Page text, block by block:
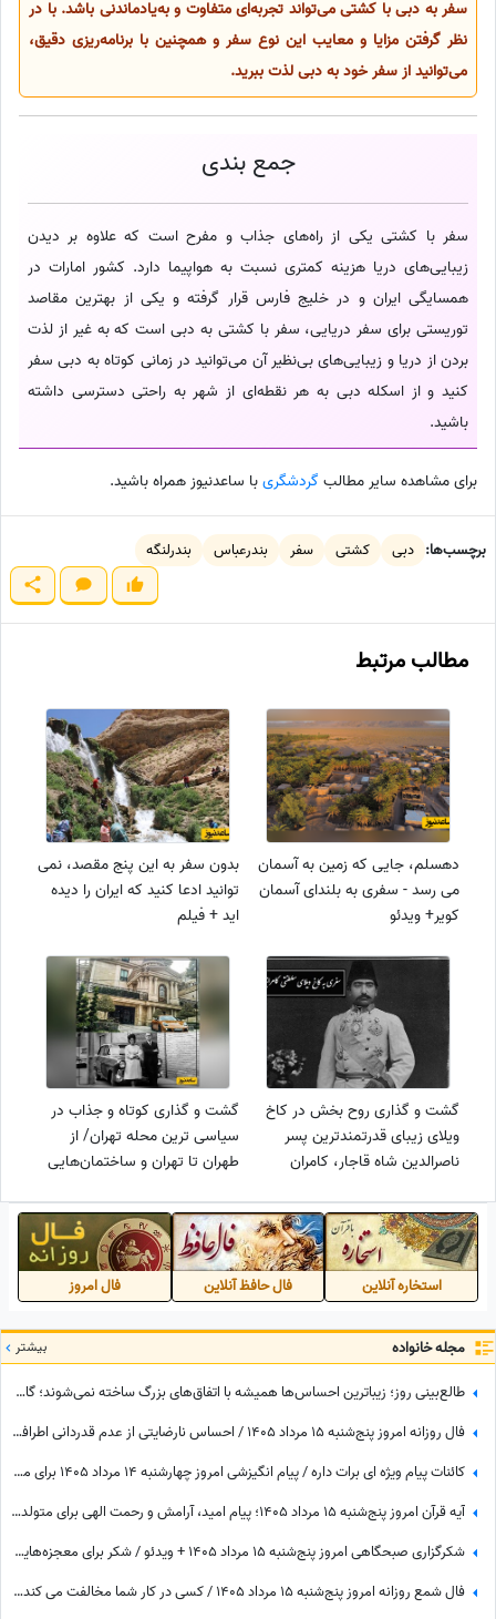
سفر به دبی با کشتی می‌تواند تجربه‌ای متفاوت و به‌یادماندنی باشد. با در
نظر گرفتن مزایا و معایب این نوع سفر و همچنین با برنامه‌ریزی دقیق،
می‌توانید از سفر خود به دبی لذت ببرید.
جمع بندی
سفر با کشتی یکی از راه‌های جذاب و مفرح است که علاوه‌ بر دیدن
زیبایی‌های دریا هزینه کمتری نسبت به هواپیما دارد. کشور امارات در
همسایگی ایران و در خلیج فارس قرار گرفته و یکی از بهترین مقاصد
توریستی برای سفر دریایی، سفر با کشتی به دبی است که به‌ غیر از لذت
بردن از دریا و زیبایی‌های بی‌نظیر آن می‌توانید در زمانی کوتاه به دبی سفر
کنید و از اسکله دبی به هر نقطه‌ای از شهر به راحتی دسترسی داشته
باشید.
برای مشاهده سایر مطالب گردشگریبا ساعدنیوز همراه باشید.
برچسب‌ها: دبی کشتی سفر بندرعباس بندرلنگه
مطالب مرتبط
دهسلم، جایی که زمین به آسمان
می رسد - سفری به بلندای آسمان
کویر+ ویدئو
بدون سفر به این پنج مقصد، نمی
توانید ادعا کنید که ایران را دیده
اید + فیلم
گشت و گذاری روح بخش در کاخ
ویلای زیبای قدرتمندترین پسر
ناصرالدین شاه قاجار، کامران
خوش آب و هواترین محله تهران+
ویدئو
گشت و گذاری کوتاه و جذاب در
سیاسی ترین محله تهران/ از
طهران تا تهران و ساختمان‌هایی
ویدئو
استخاره آنلاین فال حافظ آنلاین فال امروز
مجله خانواده بیشتر
طالع‌بینی روز؛ زیباترین احساس‌ها همیشه با اتفاق‌های بزرگ ساخته نمی‌شوند؛ گاهی یک نگاه یا یک توجه کوتاه می‌تواند یک روز معمولی را به خاطره‌ای خاص تبدیل کند / پنج‌شنبه 15 مرداد 1405
فال روزانه امروز پنج‌شنبه 15 مرداد 1405 / احساس نارضایتی از عدم قدردانی اطرافیان، امری طبیعی است، اما ...
کائنات پیام ویژه ای برات داره / پیام انگیزشی امروز چهارشنبه 14 مرداد 1405 برای متولدین فروردین تا اسفند: اگر می‌خواهیش رهاش نکن + ویدئو
آیه قرآن امروز پنج‌شنبه 15 مرداد 1405؛ پیام امید، آرامش و رحمت الهی برای متولدین ماه‌های مختلف
شکرگزاری صبحگاهی امروز پنج‌شنبه 15 مرداد 1405 + ویدئو / شکر برای معجزه‌هایی که دیدم، برای نعمت‌هایی که هنوز ندیده‌ام، و برای آرزوهایی که همین حالا در مسیر رسیدن به من هستند
فال شمع روزانه امروز پنج‌شنبه 15 مرداد 1405 / کسی در کار شما مخالفت می کند، اما ...